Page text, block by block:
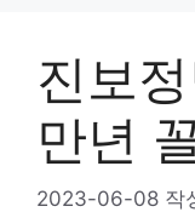
진보
만년
2023-06-08 작